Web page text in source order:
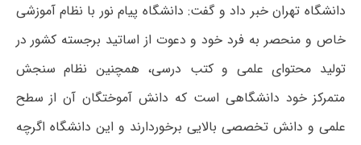
دانشگاه تهران خبر داد و گفت: دانشگاه پیام نور با نظام آموزشی
خاص و منحصر به فرد خود و دعوت از اساتید برجسته کشور در
تولید محتوای علمی و کتب درسی، همچنین نظام سنجش
متمرکز خود دانشگاهی است که دانش آموختگان آن از سطح
علمی و دانش تخصصی بالایی برخوردارند و این دانشگاه اگرچه